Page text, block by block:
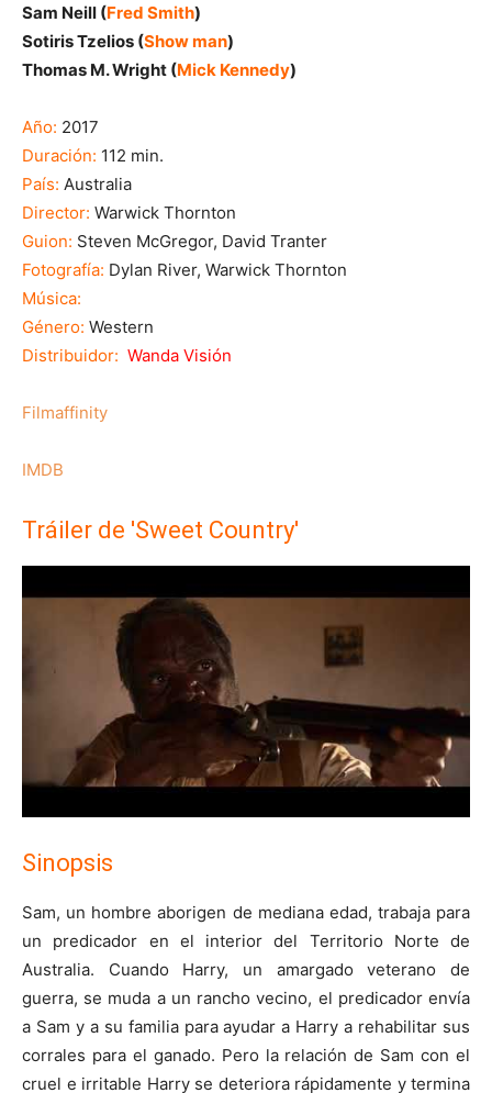
Sam Neill (Fred Smith)
Sotiris Tzelios (Show man)
Thomas M. Wright (Mick Kennedy)
Año: 2017
Duración: 112 min.
País: Australia
Director: Warwick Thornton
Guion: Steven McGregor, David Tranter
Fotografía: Dylan River, Warwick Thornton
Música:
Género: Western
Distribuidor: Wanda Visión
Filmaffinity
IMDB
Tráiler de 'Sweet Country'
Sinopsis
Sam, un hombre aborigen de mediana edad, trabaja para
un predicador en el interior del Territorio Norte de
Australia. Cuando Harry, un amargado veterano de
guerra, se muda a un rancho vecino, el predicador envía
a Sam y a su familia para ayudar a Harry a rehabilitar sus
corrales para el ganado. Pero la relación de Sam con el
cruel e irritable Harry se deteriora rápidamente y termina